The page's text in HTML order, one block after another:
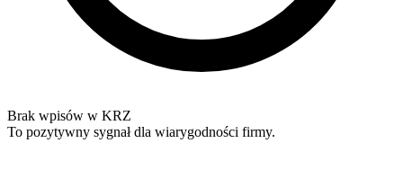
Brak wpisów w KRZ
To pozytywny sygnał dla wiarygodności firmy.